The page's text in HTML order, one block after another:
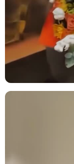
Çiçek buketinizi/
iplerini çözün.
yaprakları temizleyin
tutarak kesin.
vazoya oda
kadar gelecek
çiçek besini eklemeyi
ışığından,
gibi) uzak tutun. Su
uzatmanızı
diğer çiçeklerin daha
Stok durumuna